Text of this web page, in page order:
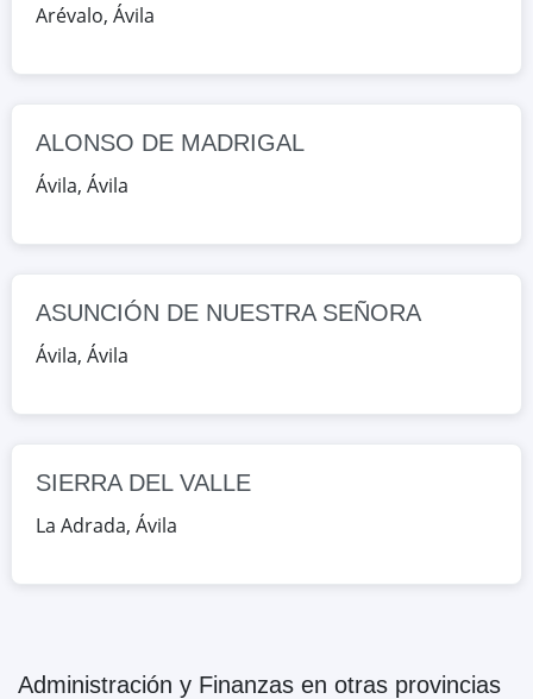
CALLE LESQUINAS 2 Y PLAZA
Google Maps
OpenStreetMap
SIERRA DEL VALLE
AV. DR. MARTIN LAZARO S/N, La
Google Maps
Arévalo, Ávila
ALONSO DE MADRIGAL
Ávila, Ávila
ASUNCIÓN DE NUESTRA SEÑORA
Ávila, Ávila
SIERRA DEL VALLE
La Adrada, Ávila
Administración y Finanzas en otras provincias